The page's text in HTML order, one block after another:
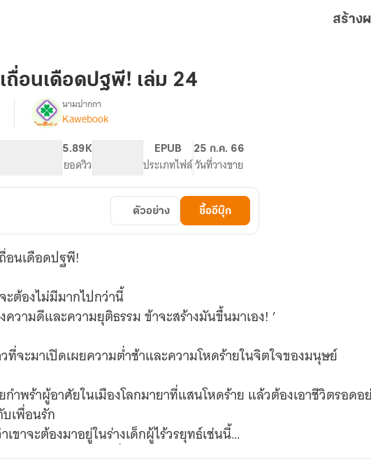
สร้าง
ถื่อนเดือดปฐพี! เล่ม 24
นามปากกา
Kawebook
5.89K
ยอดวิว
EPUB
ประเภทไฟล์
25 ก.ค. 66
วันที่วางขาย
ตัวอย่าง ซื้ออีบุ๊ก
อนเดือดปฐพี!
ะต้องไม่มีมากไปกว่านี้
ความดีและความยุติธรรม ข้าจะสร้างมันขึ้นมาเอง! ’
วที่จะมาเปิดเผยความต่ำช้าและความโหดร้ายในจิตใจของมนุษย์
กำพร้าผู้อาศัยในเมืองโลกมายาที่แสนโหดร้าย แล้วต้องเอาชีวิตรอดอ
เพื่อนรัก
เขาจะต้องมาอยู่ในร่างเด็กผู้ไร้วรยุทธ์เช่นนี้
จะพยายามหาตัวคนที่ฆ่าเขาในชาติก่อนให้ได้ !